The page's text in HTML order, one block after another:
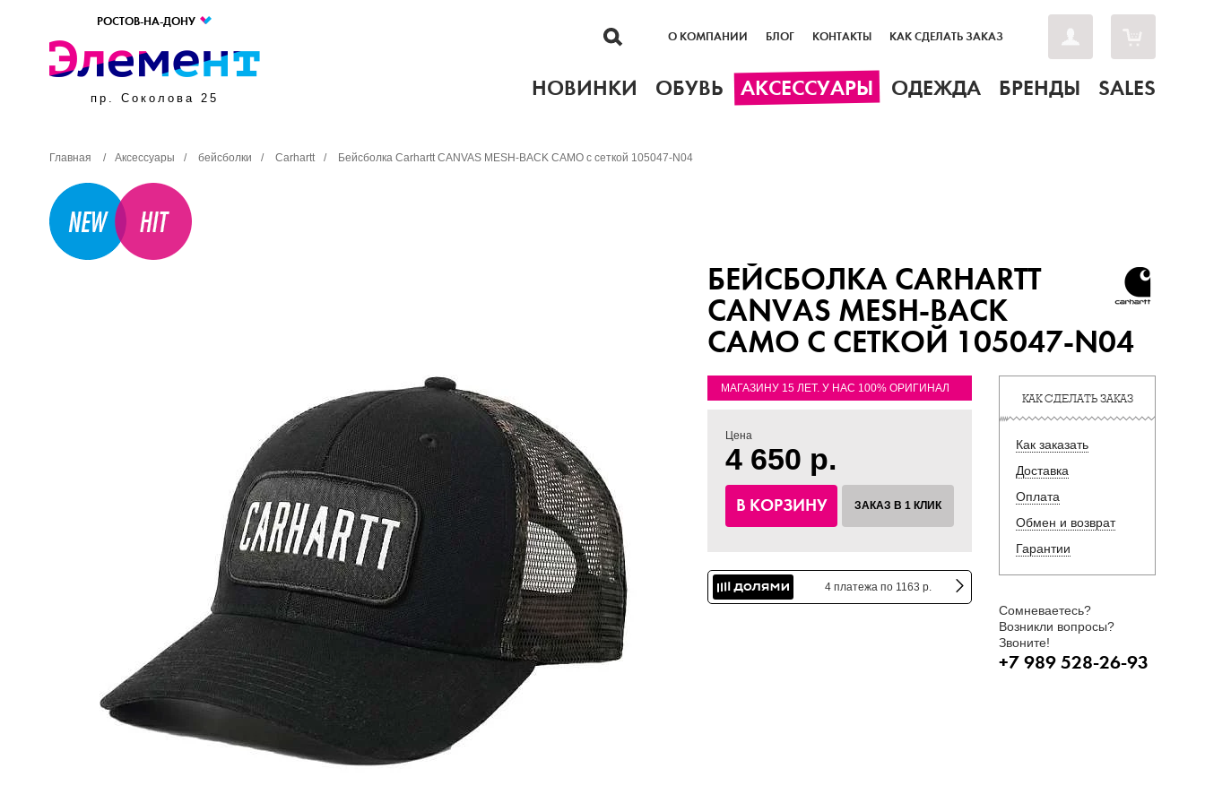
РОСТОВ-НА-ДОНУ
пр. Соколова 25
О КОМПАНИИ БЛОГ КОНТАКТЫ КАК СДЕЛАТЬ ЗАКАЗ
НОВИНКИ ОБУВЬ АКСЕССУАРЫ ОДЕЖДА БРЕНДЫ SALES
Главная / Аксессуары / бейсболки / Carhartt / Бейсболка Carhartt CANVAS MESH-BACK CAMO с сеткой 105047-N04
БЕЙСБОЛКА CARHARTT
CANVAS MESH-BACK
CAMO С СЕТКОЙ 105047-N04
МАГАЗИНУ 15 ЛЕТ. У НАС 100% ОРИГИНАЛ
Цена
4 650 р.
В КОРЗИНУ ЗАКАЗ В 1 КЛИК
4 платежа по 1163 р.
КАК СДЕЛАТЬ ЗАКАЗ
Как заказать
Доставка
Оплата
Обмен и возврат
Гарантии
Сомневаетесь?
Возникли вопросы?
Звоните!
+7 989 528-26-93